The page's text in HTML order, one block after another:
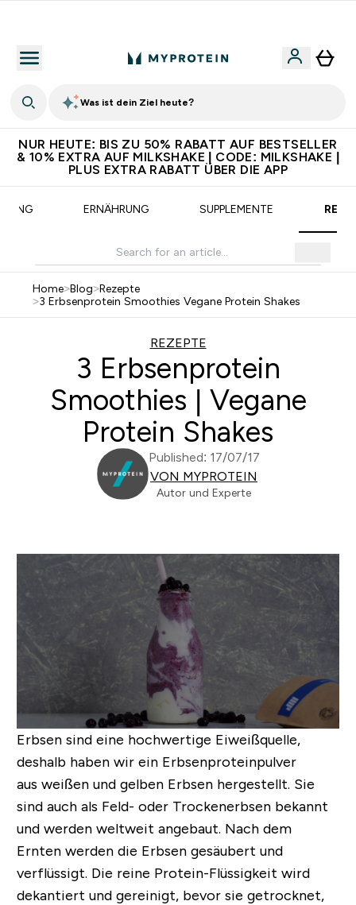
Was ist dein Ziel heute?
NUR HEUTE: BIS ZU 50% RABATT AUF BESTSELLER
& 10% EXTRA AUF MILKSHAKE | CODE: MILKSHAKE |
PLUS EXTRA RABATT ÜBER DIE APP
ERNÄHRUNG SUPPLEMENTE
Home>Blog>Rezepte
>3 Erbsenprotein Smoothies Vegane Protein Shakes
REZEPTE
3 Erbsenprotein
Smoothies | Vegane
Protein Shakes
Published: 17/07/17
VON MYPROTEIN
Autor und Experte
Erbsen sind eine hochwertige Eiweißquelle,
deshalb haben wir ein Erbsenproteinpulver
aus weißen und gelben Erbsen hergestellt. Sie
sind auch als Feld- oder Trockenerbsen bekannt
und werden weltweit angebaut. Nach dem
Ernten werden die Erbsen gesäubert und
verflüssigt. Die reine Protein-Flüssigkeit wird
dekantiert und gereinigt, bevor sie getrocknet,